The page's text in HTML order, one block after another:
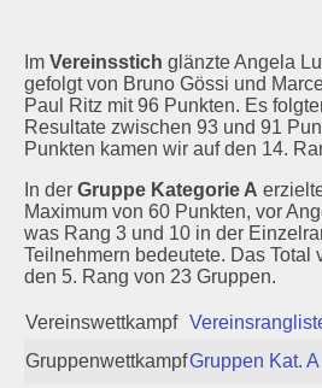
Schützenstuben
Newsletter
Links
Archiv
Im Vereinsstich glänzte Angela
gefolgt von Bruno Gössi und
Paul Ritz mit 96 Punkten. Es
Resultate zwischen 93 und 91
Punkten kamen wir auf den 14.
In der Gruppe Kategorie A
Maximum von 60 Punkten, vor
was Rang 3 und 10 in der
Teilnehmern bedeutete. Das Total
den 5. Rang von 23 Gruppen.
Vereinswettkampf
GruppenwettkampfGruppen Kat. A